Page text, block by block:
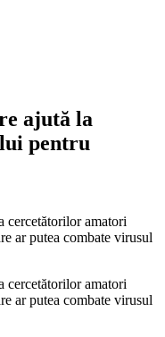
ajută la
pentru
cercetătorilor amatori
ar putea combate virusul
cercetătorilor amatori
ar putea combate virusul